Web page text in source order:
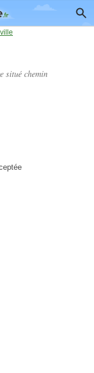
situé chemin